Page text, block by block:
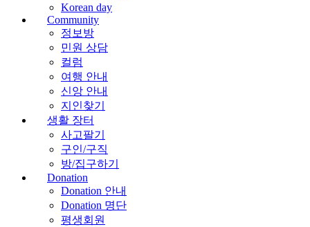
Korean day
Community
정보방
민원 상담
컬럼
여행 안내
신앙 안내
지인찾기
생활 장터
사고팔기
구인/구직
방/집구하기
Donation
Donation 안내
Donation 명단
평생회원